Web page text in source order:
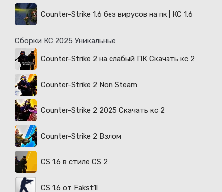
Counter-Strike 1.6 без вирусов на пк | КС 1.6
Сборки КС 2025 Уникальные
Counter-Strike 2 на слабый ПК Скачать кс 2
Counter-Strike 2 Non Steam
Counter-Strike 2 2025 Скачать кс 2
Counter-Strike 2 Взлом
CS 1.6 в стиле CS 2
CS 1.6 от Fakst1l